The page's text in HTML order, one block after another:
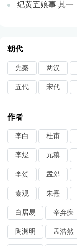
纪黄五娘事 其一
朝代
先秦 两汉
五代 宋代
作者
李白 杜甫
李煜 元稹
李贺 孟郊
秦观 朱熹
白居易 辛弃疾
陶渊明 孟浩然